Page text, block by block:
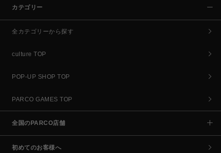
カテゴリー
全カテゴリーから探す
culture TOP
POP-UP SHOP TOP
PARCO GAMES TOP
全国のPARCO店舗
初めてのお客様へ